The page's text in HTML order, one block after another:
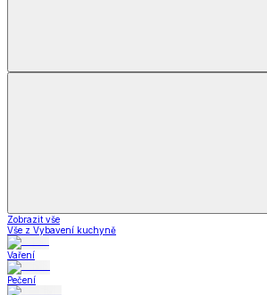
Zobrazit vše
Vše z Vybavení kuchyně
Vaření
Pečení